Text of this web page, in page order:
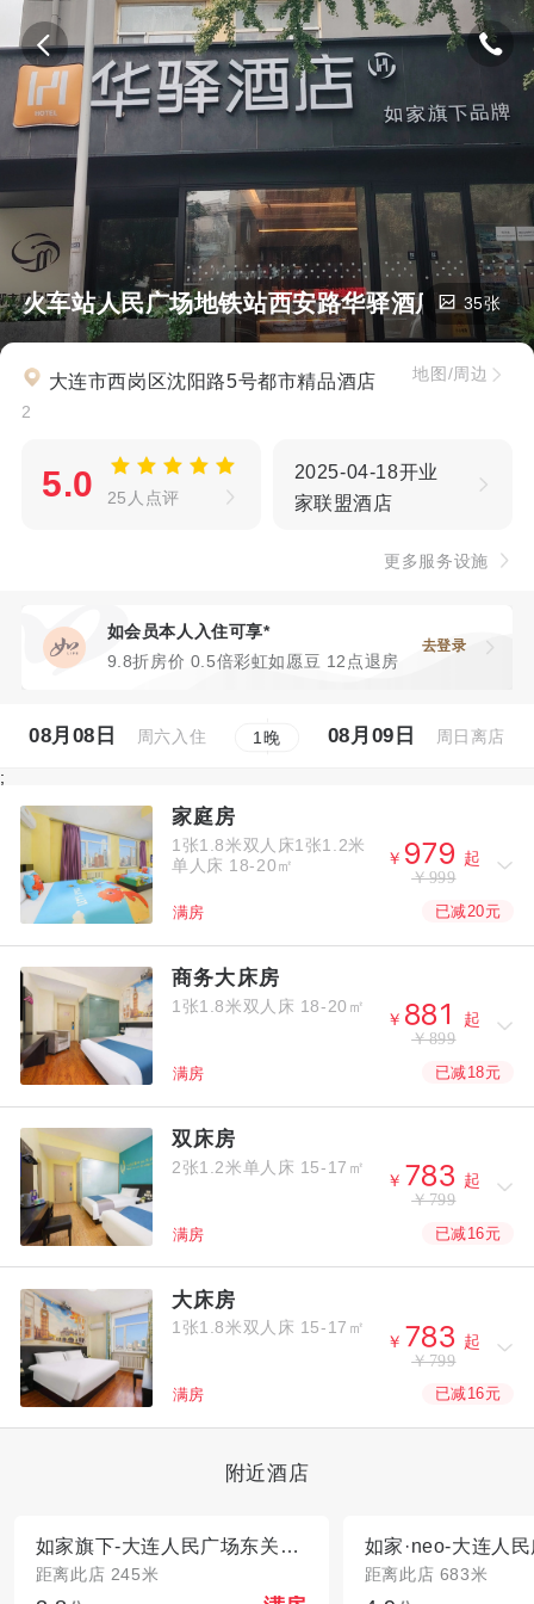
车站人民广场地铁站西安路华驿酒店 35张
大连市西岗区沈阳路5号都市精品酒店
2
地图/周边
5.0 25人点评
2025-04-18开业
家联盟酒店
更多服务设施
如会员本人入住可享*
9.8折房价 0.5倍彩虹如愿豆 12点退房
去登录
08月08日 周六入住 1 晚 08月09日 周日离店
;
家庭房
1张1.8米双人床1张1.2米
单人床 18-20㎡ ￥  
起
￥999
满房 已减20元
商务大床房
1张1.8米双人床 18-20㎡
￥  
起
￥899
满房 已减18元
双床房
2张1.2米单人床 15-17㎡
￥  起
￥799
满房 已减16元
大床房
1张1.8米双人床 15-17㎡
￥  起
￥799
满房 已减16元
附近酒店
如家旗下-大连人民广场东关街华驿精选酒店
距离此店 245米 距离此店 683米